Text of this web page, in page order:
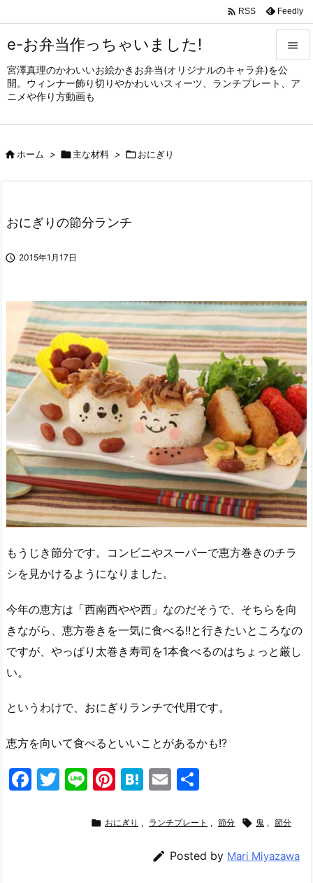
e-お弁当作っちゃいました!
宮澤真理のかわいいお絵かきお弁当(オリジナルのキャラ弁)を公
開。ウィンナー飾り切りやかわいいスィーツ、ランチプレート、ア
ニメや作り方動画も


メニュ
サイド

 RSS Feedly
ホーム > 主な材料 > おにぎり
おにぎりの節分ランチ
 2015年1月17日
もうじき節分です。コンビニやスーパーで恵方巻きのチラ
シを見かけるようになりました。
今年の恵方は「西南西やや西」なのだそうで、そちらを向
きながら、恵方巻きを一気に食べる!!と行きたいところなの
ですが、やっぱり太巻き寿司を1本食べるのはちょっと厳し
い。
というわけで、おにぎりランチで代用です。
恵方を向いて食べるといいことがあるかも!?
F
T
Li
e
Pi
er
H
e
a
E
ai
l
 おにぎり , ランチプレート , 節分  鬼 , 節分
 Posted by Mari Miyazawa